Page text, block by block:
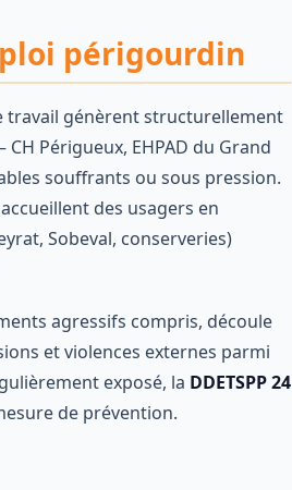
périgourdin
travail génèrent structurellement
CH Périgueux, EHPAD du Grand
souffrants ou sous pression.
des usagers en
Sobeval, conserveries)
agressifs compris, découle
et violences externes parmi
exposé, la DDETSPP 24
de prévention.